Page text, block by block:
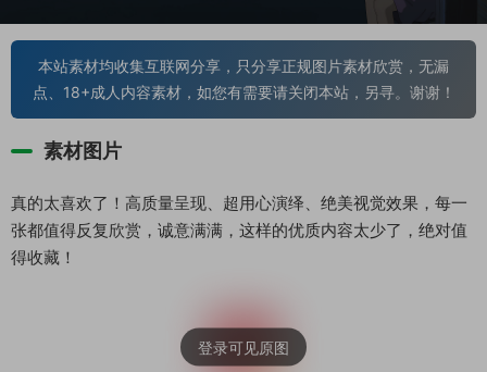
本站素材均收集互联网分享，只分享正规图片素材欣赏，无漏
点、18+成人内容素材，如您有需要请关闭本站，另寻。谢谢！
素材图片
真的太喜欢了！高质量呈现、超用心演绎、绝美视觉效果，每一
张都值得反复欣赏，诚意满满，这样的优质内容太少了，绝对值
得收藏！